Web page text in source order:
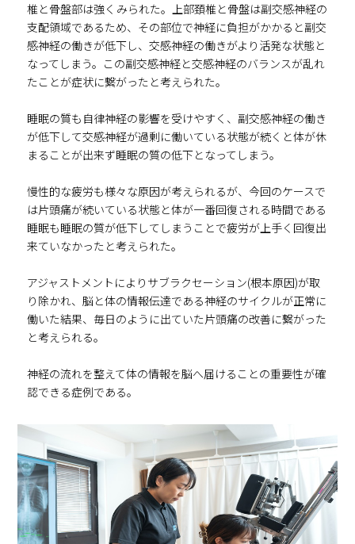
椎と骨盤部は強くみられた。上部頚椎と骨盤は副交感神経の
支配領域であるため、その部位で神経に負担がかかると副交
感神経の働きが低下し、交感神経の働きがより活発な状態と
なってしまう。この副交感神経と交感神経のバランスが乱れ
たことが症状に繋がったと考えられた。
睡眠の質も自律神経の影響を受けやすく、副交感神経の働き
が低下して交感神経が過剰に働いている状態が続くと体が休
まることが出来ず睡眠の質の低下となってしまう。
慢性的な疲労も様々な原因が考えられるが、今回のケースで
は片頭痛が続いている状態と体が一番回復される時間である
睡眠も睡眠の質が低下してしまうことで疲労が上手く回復出
来ていなかったと考えられた。
アジャストメントによりサブラクセーション(根本原因)が取
り除かれ、脳と体の情報伝達である神経のサイクルが正常に
働いた結果、毎日のように出ていた片頭痛の改善に繋がった
と考えられる。
神経の流れを整えて体の情報を脳へ届けることの重要性が確
認できる症例である。